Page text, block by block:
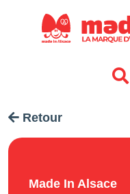
Retour
Made In Alsace